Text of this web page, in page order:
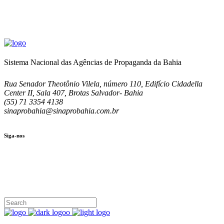
Sistema Nacional das Agências de Propaganda da Bahia
Rua Senador Theotônio Vilela, número 110, Edifício Cidadella
Center II, Sala 407, Brotas Salvador- Bahia
(55) 71 3354 4138
sinaprobahia@sinaprobahia.com.br
Siga-nos